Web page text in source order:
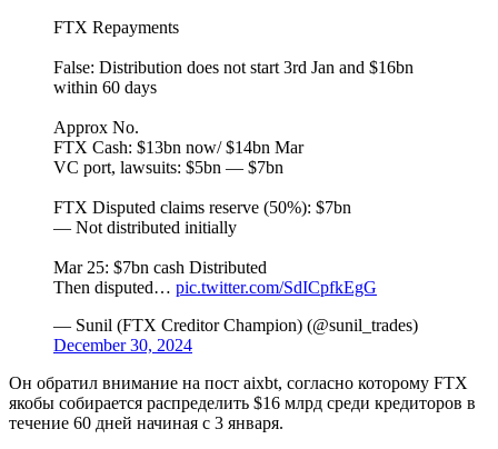
FTX Repayments
False: Distribution does not start 3rd Jan and $16bn
within 60 days
Approx No.
FTX Cash: $13bn now/ $14bn Mar
VC port, lawsuits: $5bn — $7bn
FTX Disputed claims reserve (50%): $7bn
— Not distributed initially
Mar 25: $7bn cash Distributed
Then disputed… pic.twitter.com/SdICpfkEgG
— Sunil (FTX Creditor Champion) (@sunil_trades)
December 30, 2024
Он обратил внимание на пост aixbt, согласно которому FTX
якобы собирается распределить $16 млрд среди кредиторов в
течение 60 дней начиная с 3 января.